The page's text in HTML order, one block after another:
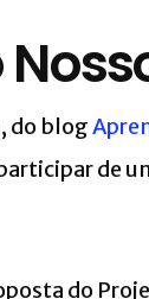
do blog
de
do